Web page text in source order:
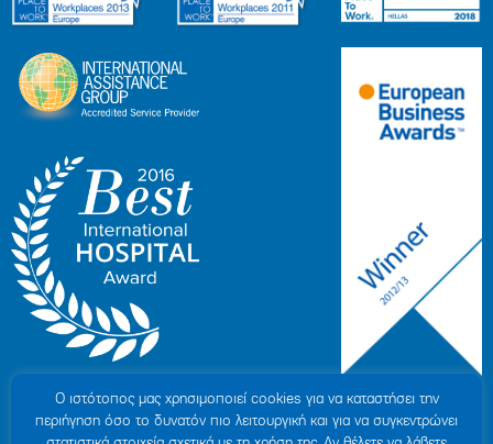
Ο ιστότοπoς μας χρησιμοποιεί cookies για να καταστήσει την
περιήγηση όσο το δυνατόν πιο λειτουργική και για να συγκεντρώνει